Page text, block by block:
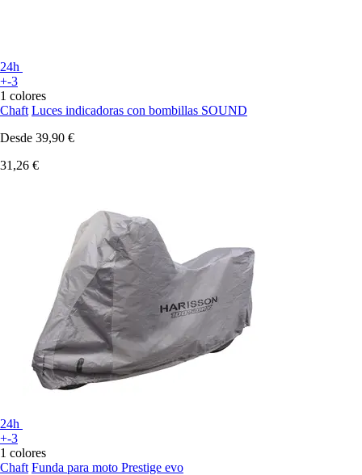
24h
+-3
1 colores
Chaft Luces indicadoras con bombillas SOUND
Desde 39,90 €
31,26 €
24h
+-3
1 colores
Chaft Funda para moto Prestige evo